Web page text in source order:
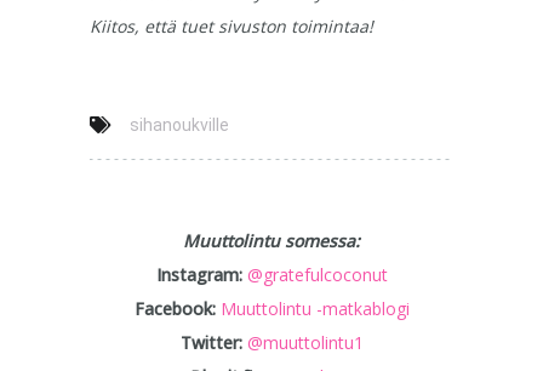
Kiitos, että tuet sivuston toimintaa!
sihanoukville
Muuttolintu somessa:
Instagram: @gratefulcoconut
Facebook: Muuttolintu -matkablogi
Twitter: @muuttolintu1